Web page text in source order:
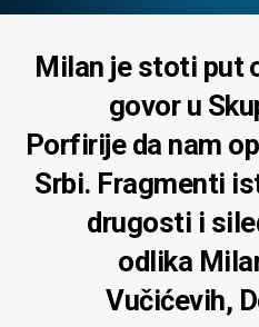
Milan je stoti put
govor u
Porfirije da nam
Srbi. Fragmenti
drugosti i
odlika
Vučićevih,